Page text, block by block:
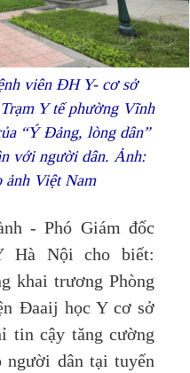
viên ĐH Y- cơ sở
Y tế phường Vĩnh
“Ý Đảng, lòng dân”
với người dân. Ảnh:
ảnh Việt Nam
- Phó Giám đốc
Hà Nội cho biết:
khai trương Phòng
Đaaij học Y cơ sở
tin cậy tăng cường
người dân tại tuyến